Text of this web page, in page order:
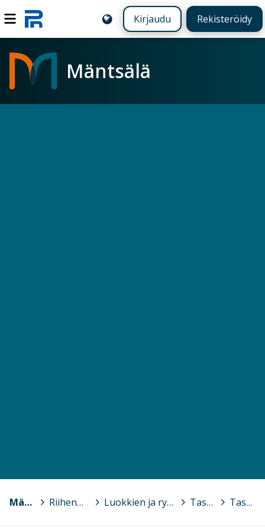
Kirjaudu Rekisteröidy
Mäntsälä
Mäntsälä Riihenmäen koulu > Luokkien ja ryhmien omat sivut > Tassula > Tassula